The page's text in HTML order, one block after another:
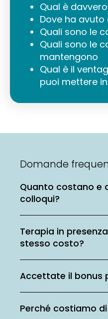
Qual è
Dove ha avuto
Quali sono le
Quali sono le
mantengono
Qual è il
puoi mettere
Domande
Quanto costano e
colloqui?
Terapia in
stesso costo?
Accettate il bonus
Perché costiamo